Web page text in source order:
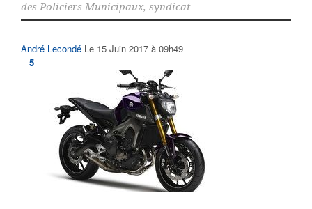
des Policiers Municipaux, syndicat
André Lecondé Le 15 Juin 2017 à 09h49
5